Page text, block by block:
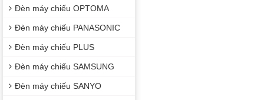
Đèn máy chiếu OPTOMA
Đèn máy chiếu PANASONIC
Đèn máy chiếu PLUS
Đèn máy chiếu SAMSUNG
Đèn máy chiếu SANYO